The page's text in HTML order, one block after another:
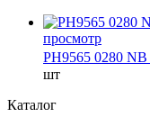
просмотр
PH9565 0280
шт
Каталог